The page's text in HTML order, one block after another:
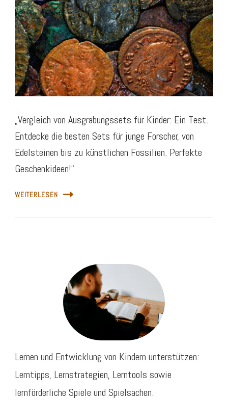
„Vergleich von Ausgrabungssets für Kinder: Ein Test.
Entdecke die besten Sets für junge Forscher, von
Edelsteinen bis zu künstlichen Fossilien. Perfekte
Geschenkideen!“
WEITERLESEN
Lernen und Entwicklung von Kindern unterstützen:
Lerntipps, Lernstrategien, Lerntools sowie
lernförderliche Spiele und Spielsachen.